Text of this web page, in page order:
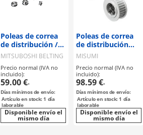
Poleas de correa
de distribución /
S8M / polea con
brida
seleccionable /
configurable /
acero
MITSUBOSHI BELTING
Precio normal (IVA no
incluido):
59.00 €-
Días mínimos de envío:
Artículo en stock: 1 día
laborable
Disponible envío el
mismo día
Poleas de correa
de distribución
con Bujes sin
chaveta
(accesorios de
fijación) /
manguito
compacto / S8M /
polea con brida
deseleccionable /
aluminio, acero
MISUMI
Precio normal (IVA no
incluido):
98.59 €-
Días mínimos de envío:
Artículo en stock: 1 día
laborable
Disponible envío el
mismo día